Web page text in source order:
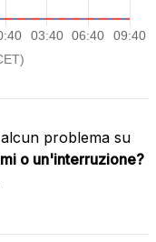
problema su
o un'interruzione?